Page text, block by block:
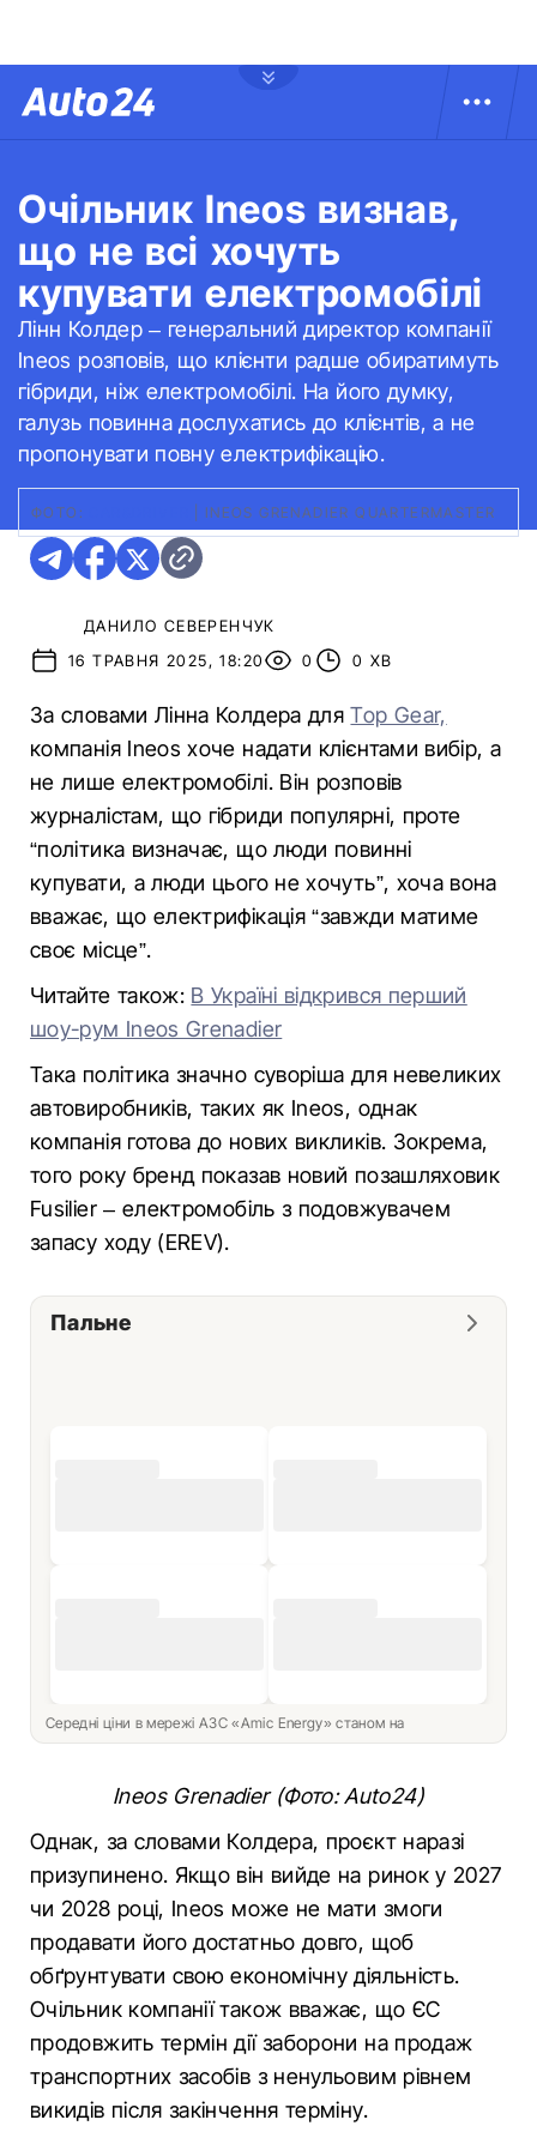
Очільник Ineos визнав,
що не всі хочуть
купувати електромобілі
Лінн Колдер – генеральний директор компанії
Ineos розповів, що клієнти радше обиратимуть
гібриди, ніж електромобілі. На його думку,
галузь повинна дослухатись до клієнтів, а не
пропонувати повну електрифікацію.
ФОТО: INEOS GRENADIER QUARTERMASTER
ДАНИЛО СЕВЕРЕНЧУК
16 ТРАВНЯ 2025, 18:20
0 0 ХВ
За словами Лінна Колдера дляTop Gear,
компанія Ineos хоче надати клієнтами вибір, а
не лише електромобілі. Він розповів
журналістам, що гібриди популярні, проте
“політика визначає, що люди повинні
купувати, а люди цього не хочуть”, хоча вона
вважає, що електрифікація “завжди матиме
своє місце”.
Читайте також: В Україні відкрився перший
шоу-рум Ineos Grenadier
Така політика значно суворіша для невеликих
автовиробників, таких як Ineos, однак
компанія готова до нових викликів. Зокрема,
того року бренд показав новий позашляховик
Fusilier – електромобіль з подовжувачем
запасу ходу (EREV).
Пальне
Середні ціни в мережі АЗС «Amic Energy» станом на
Ineos Grenadier (Фото: Auto24)
Однак, за словами Колдера, проєкт наразі
призупинено. Якщо він вийде на ринок у 2027
чи 2028 році, Ineos може не мати змоги
продавати його достатньо довго, щоб
обґрунтувати свою економічну діяльність.
Очільник компанії також вважає, що ЄС
продовжить термін дії заборони на продаж
транспортних засобів з ненульовим рівнем
викидів після закінчення терміну.